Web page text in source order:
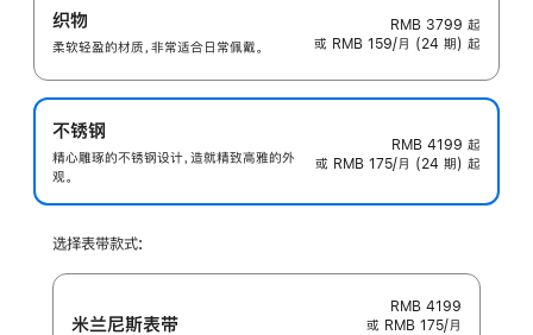
织物
柔软轻盈的材质，非常适合日常佩戴。
RMB 3799 起
或 RMB 159/月 (24 期) 起
不锈钢
精心雕琢的不锈钢设计，造就精致高雅的外
观。
RMB 4199 起
或 RMB 175/月 (24 期) 起
选择表带款式:
米兰尼斯表带
RMB 4199
或 RMB 175/月